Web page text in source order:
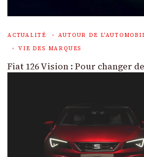
ACTUALITÉ
AUTOUR DE
VIE DES MARQUES
Fiat 126 Vision : Pour changer